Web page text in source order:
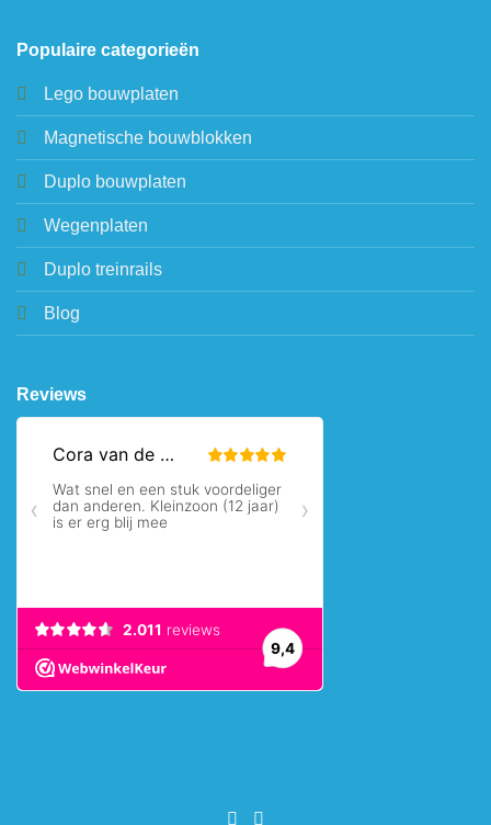
Populaire categorieën
Lego bouwplaten
Magnetische bouwblokken
Duplo bouwplaten
Wegenplaten
Duplo treinrails
Blog
Reviews